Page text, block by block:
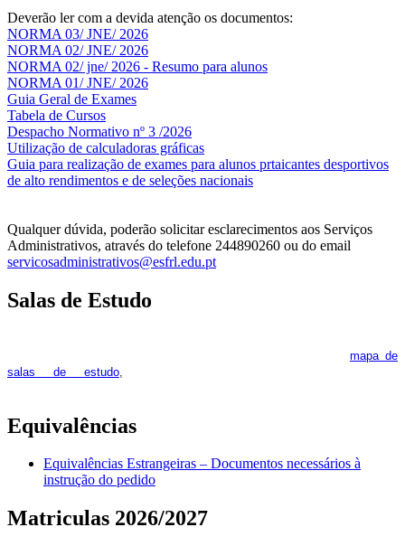
Deverão ler com a devida atenção os documentos:
NORMA 03/ JNE/ 2026
NORMA 02/ JNE/ 2026
NORMA 02/ jne/ 2026 - Resumo para alunos
NORMA 01/ JNE/ 2026
Guia Geral de Exames
Tabela de Cursos
Despacho Normativo nº 3 /2026
Utilização de calculadoras gráficas
Guia para realização de exames para alunos prtaicantes desportivos
de alto rendimentos e de seleções nacionais
Qualquer dúvida, poderão solicitar esclarecimentos aos Serviços
Administrativos, através do telefone 244890260 ou do email
servicosadministrativos@esfrl.edu.pt
Salas de Estudo
mapa de
salas de estudo,
Equivalências
Equivalências Estrangeiras – Documentos necessários à
instrução do pedido
Matriculas 2026/2027